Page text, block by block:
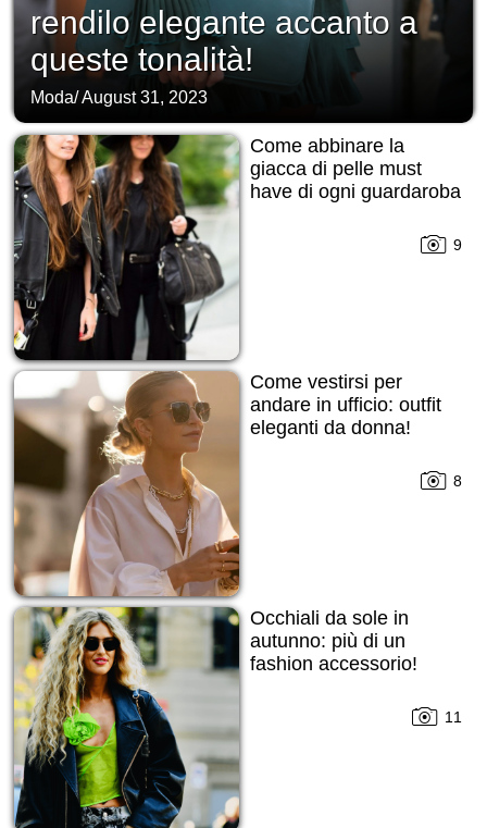
rendilo elegante accanto a
queste tonalità!
Moda/August 31, 2023
Come abbinare la
giacca di pelle must
have di ogni guardaroba
9
Come vestirsi per
andare in ufficio: outfit
eleganti da donna!
8
Occhiali da sole in
autunno: più di un
fashion accessorio!
11